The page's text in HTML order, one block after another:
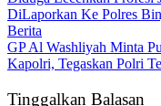
DiLaporkan Ke Polres
Berita
GP Al Washliyah Minta
Kapolri, Tegaskan Polri
Tinggalkan Balasan